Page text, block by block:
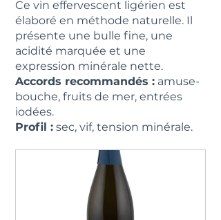
Ce vin effervescent ligérien est
élaboré en méthode naturelle. Il
présente une bulle fine, une
acidité marquée et une
expression minérale nette.
Accords recommandés : amuse-
bouche, fruits de mer, entrées
iodées.
Profil : sec, vif, tension minérale.